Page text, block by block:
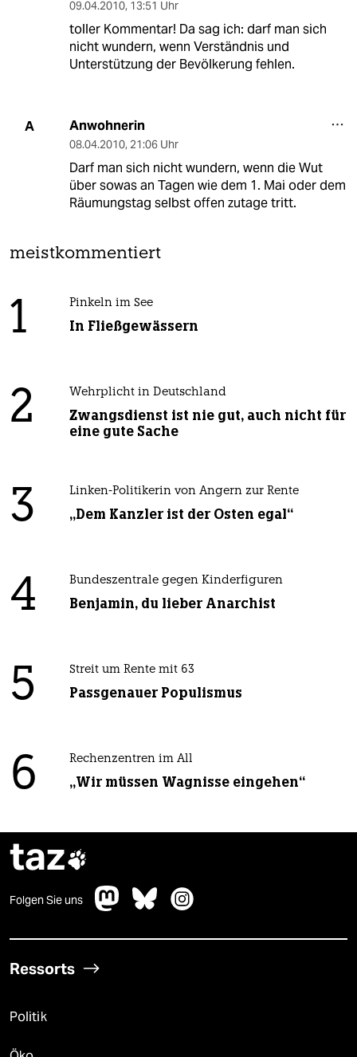
09.04.2010, 13:51 Uhr
toller Kommentar! Da sag ich: darf man sich
nicht wundern, wenn Verständnis und
Unterstützung der Bevölkerung fehlen.
A Anwohnerin
08.04.2010, 21:06 Uhr
Darf man sich nicht wundern, wenn die Wut
über sowas an Tagen wie dem 1. Mai oder dem
Räumungstag selbst offen zutage tritt.
meistkommentiert
1 Pinkeln im See
In Fließgewässern
2 Wehrplicht in Deutschland
Zwangsdienst ist nie gut, auch nicht für
eine gute Sache
3 Linken-Politikerin von Angern zur Rente
„Dem Kanzler ist der Osten egal“
4 Bundeszentrale gegen Kinderfiguren
Benjamin, du lieber Anarchist
5 Streit um Rente mit 63
Passgenauer Populismus
6 Rechenzentren im All
„Wir müssen Wagnisse eingehen“
taz
Folgen Sie uns
Ressorts
Politik